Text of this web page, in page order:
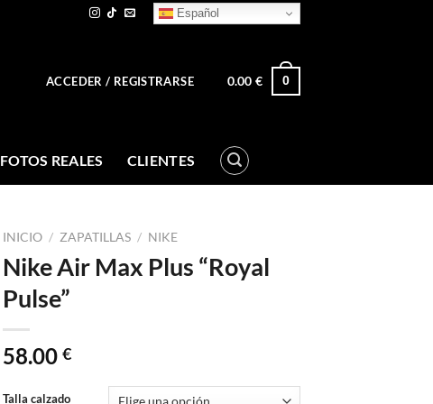
Español
ACCEDER / REGISTRARSE 0.00€ 0
FOTOS REALES CLIENTES
INICIO / ZAPATILLAS / NIKE
Nike Air Max Plus “Royal
Pulse”
58.00 €
Talla calzado